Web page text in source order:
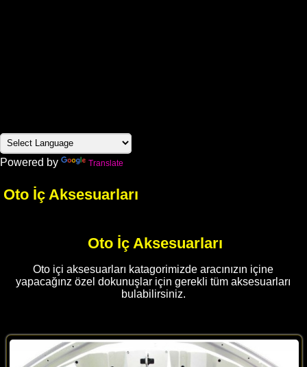
Powered by Translate
Oto İç Aksesuarları
Oto İç Aksesuarları
Oto içi aksesuarları katagorimizde aracınızın içine
yapacağınz özel dokunuşlar için gerekli tüm aksesuarları
bulabilirsiniz.